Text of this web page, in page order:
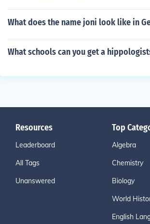
What does the name joni look like in
What schools can you get a
Resources
Leaderboard
All Tags
Unanswered
Top
Algebra
Chemistry
Biology
World
English